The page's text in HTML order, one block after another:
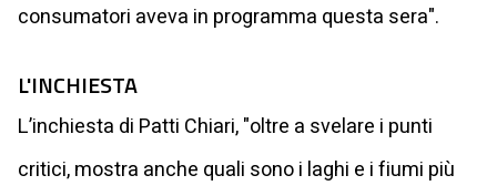
consumatori aveva in programma questa sera".
L'INCHIESTA
L’inchiesta di Patti Chiari, "oltre a svelare i punti
critici, mostra anche quali sono i laghi e i fiumi più